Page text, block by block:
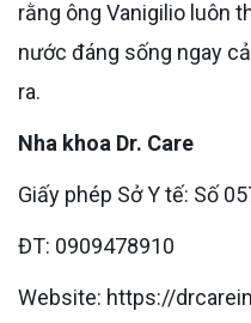
rằng ông Vanigilio luôn
nước đáng sống ngay
ra.
Nha khoa Dr. Care
Giấy phép Sở Y tế: Số
ĐT: 0909478910
Website: https://